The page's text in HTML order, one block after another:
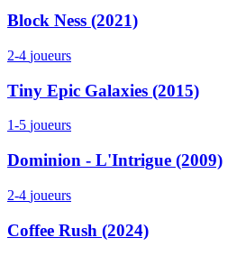
Block Ness (2021)
2-4 joueurs
Tiny Epic Galaxies (2015)
1-5 joueurs
Dominion - L'Intrigue (2009)
2-4 joueurs
Coffee Rush (2024)